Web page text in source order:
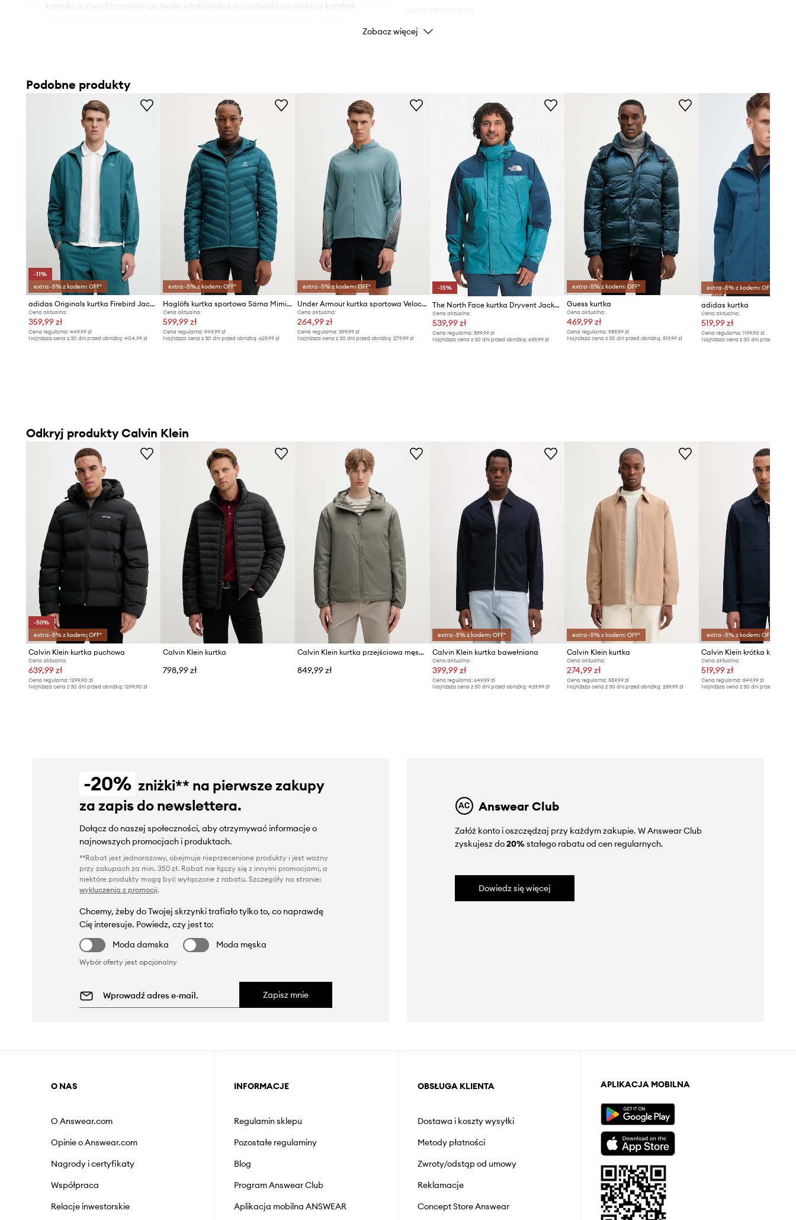
kontakcie z wodą zachowuje swoje właściwości, co pozwala na większy komfort
- Dwie wsuwane i zapinane na suwak kieszenie boczne.
- Dodatkowa kieszeń wewnętrzna pozwala na bezpieczne przechowywanie
drobiazgów.
- Rękawy i dolna krawędź wykończona elastyczną lamówką, dzięki której ubranie
lepiej przylega do ciała i wygodnie się zakłada.
- Lekko ocieplony model na podszewce.
- Długość rękawa: 66 cm.
- Długość: 67 cm.
- Szerokość pod pachami: 57 cm.
- Szerokość w ramionach: 46 cm.
- Wymiary podane dla rozmiaru: M.
Marka Calvin Klein
Zobacz więcej
Podobne produkty
-11%
extra -5% z kodem: OFF*
adidas Originals kurtka Firebird Jacket
Cena aktualna:
359,99 zł
Cena regularna: 449,99 zł
Najniższa cena z 30 dni przed obniżką: 404,99 zł
extra -5% z kodem: OFF*
Haglöfs kurtka sportowa Särna Mimic
Cena aktualna:
599,99 zł
Cena regularna:949,99 zł
Najniższa cena z 30 dni przed obniżką:629,99 zł
extra -5% z kodem: OFF*
Under Armour kurtka sportowa Velociti Storm
Cena aktualna:
264,99 zł
Cena regularna: 399,99 zł
Najniższa cena z 30 dni przed obniżką: 279,99 zł
-15%
The North Face kurtka Dryvent Jacket
Cena aktualna:
539,99 zł
Cena regularna: 899,99 zł
Najniższa cena z 30 dni przed obniżką: 639,99 zł
extra -5% z kodem: OFF*
Guess kurtka
Cena aktualna:
469,99 zł
Cena regularna:989,99 zł
Najniższa cena z 30 dni przed obniżką:519,99 zł
extra -5% z kodem: OFF*
adidas kurtka
Cena aktualna:
519,99 zł
Cena regularna: 1199,90 zł
Najniższa cena z 30 dni przed obniżką:
Odkryj produkty Calvin Klein
-50%
extra -5% z kodem: OFF*
Calvin Klein kurtka puchowa
Cena aktualna:
639,99 zł
Cena regularna: 1299,90 zł
Najniższa cena z 30 dni przed obniżką: 1299,90 zł
Calvin Klein kurtka
798,99 zł
Calvin Klein kurtka przejściowa męska
849,99 zł
extra -5% z kodem: OFF*
Calvin Klein kurtka bawełniana
Cena aktualna:
399,99 zł
Cena regularna: 649,99 zł
Najniższa cena z 30 dni przed obniżką: 429,99 zł
extra -5% z kodem: OFF*
Calvin Klein kurtka
Cena aktualna:
274,99 zł
Cena regularna:559,99 zł
Najniższa cena z 30 dni przed obniżką:289,99 zł
extra -5% z kodem: OFF*
Calvin Klein krótka kurtka
Cena aktualna:
519,99 zł
Cena regularna: 849,99 zł
Najniższa cena z 30 dni przed obniżką:
-20% zniżki** na pierwsze zakupy
za zapis do newslettera.
Dołącz do naszej społeczności, aby otrzymywać informacje o
najnowszych promocjach i produktach.
**Rabat jest jednorazowy, obejmuje nieprzecenione produkty i jest ważny
przy zakupach za min. 350 zł. Rabat nie łączy się z innymi promocjami, a
niektóre produkty mogą być wyłączone z rabatu. Szczegóły na stronie:
wykluczenia z promocji.
Chcemy, żeby do Twojej skrzynki trafiało tylko to, co naprawdę
Cię interesuje. Powiedz, czy jest to:
Moda damska
Moda męska
Wybór oferty jest opcjonalny
Zapisz mnie
Answear Club
Załóż konto i oszczędzaj przy każdym zakupie. W Answear Club
zyskujesz do20%stałego rabatu od cen regularnych.
Dowiedz się więcej
O NAS
O Answear.com
Opinie o Answear.com
Nagrody i certyfikaty
Współpraca
Relacje inwestorskie
INFORMACJE
Regulamin sklepu
Pozostałe regulaminy
Blog
Program Answear Club
Aplikacja mobilna ANSWEAR
OBSŁUGA KLIENTA
Dostawa i koszty wysyłki
Metody płatności
Zwroty/odstąp od umowy
Reklamacje
Concept Store Answear
APLIKACJA MOBILNA